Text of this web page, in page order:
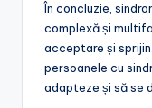
În concluzie,
complexă și
acceptare și
persoanele cu
adapteze și să se